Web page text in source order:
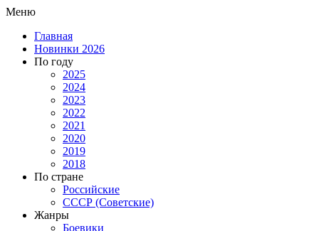
Меню
Главная
Новинки 2026
По году
2025
2024
2023
2022
2021
2020
2019
2018
По стране
Российские
СССР (Советские)
Жанры
Боевики